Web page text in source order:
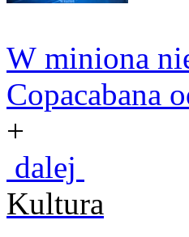
W miniona
Copacabana
+
dalej
Kultura